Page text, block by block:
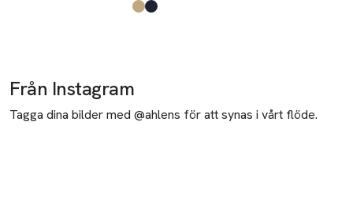
Produkten finns i färgerna:
Sand
Navy
Från Instagram
Tagga dina bilder med @ahlens för att synas i vårt flöde.